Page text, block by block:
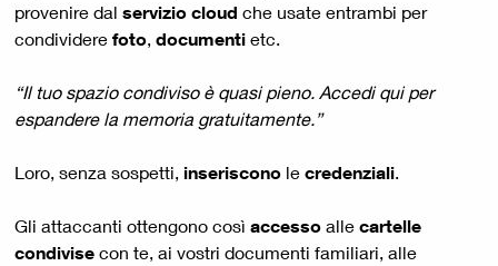
provenire dal servizio cloud che usate entrambi per
condividere foto, documenti etc.
“Il tuo spazio condiviso è quasi pieno. Accedi qui per
espandere la memoria gratuitamente.”
Loro, senza sospetti, inseriscono le credenziali.
Gli attaccanti ottengono così accesso alle cartelle
condivise con te, ai vostri documenti familiari, alle